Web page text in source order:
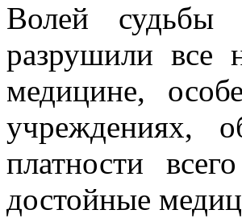
Волей судьбы
разрушили все
медицине,
учреждениях,
платности
достойные